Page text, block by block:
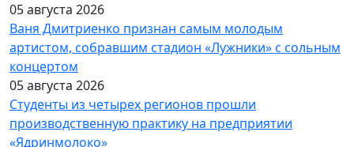
05 августа 2026
Ваня Дмитриенко признан самым молодым
артистом, собравшим стадион «Лужники» с сольным
концертом
05 августа 2026
Студенты из четырех регионов прошли
производственную практику на предприятии
«Ядринмолоко»